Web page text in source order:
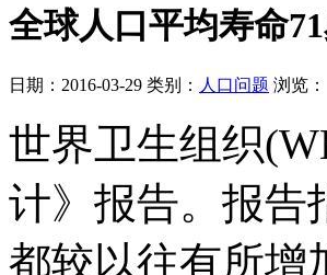
全球人口平均寿命
日期：2016-03-29 类别： 人口问题 浏览：
世界卫生组织
计》报告。报告
都较以往有所增